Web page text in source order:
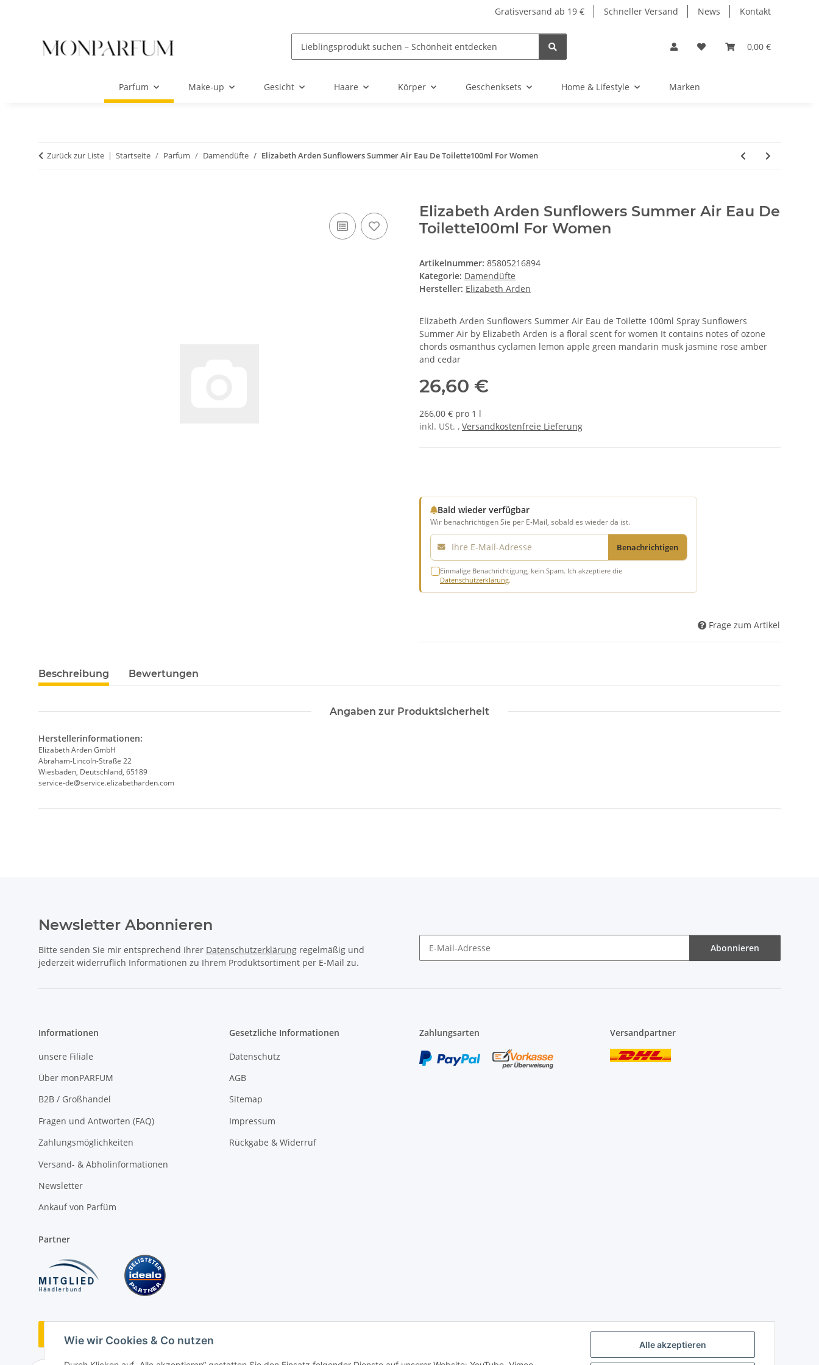
Alle akzeptieren
Wie wir Cookies & Co nutzen
Gratisversand ab 19 € Schneller Versand News Kontakt
0,00 €
Parfum Make-up Gesicht Haare Körper Geschenksets Home & Lifestyle Marken
Zurück zur Liste Startseite Parfum Damendüfte Elizabeth Arden Sunflowers Summer Air Eau De Toilette100ml For Women
Elizabeth Arden Sunflowers Summer Air Eau De
Toilette100ml For Women
Artikelnummer: 85805216894
Kategorie: Damendüfte
Hersteller: Elizabeth Arden
Elizabeth Arden Sunflowers Summer Air Eau de Toilette 100ml Spray Sunflowers
Summer Air by Elizabeth Arden is a floral scent for women It contains notes of ozone
chords osmanthus cyclamen lemon apple green mandarin musk jasmine rose amber
and cedar
26,60 €
266,00 € pro 1 l
inkl. USt. , Versandkostenfreie Lieferung
Bald wieder verfügbar
Wir benachrichtigen Sie per E-Mail, sobald es wieder da ist.
E-Mail
Benachrichtigen
Einmalige Benachrichtigung, kein Spam. Ich akzeptiere die
Datenschutzerklärung.
Frage zum Artikel
Beschreibung Bewertungen
Angaben zur Produktsicherheit
Herstellerinformationen:
Elizabeth Arden GmbH
Abraham-Lincoln-Straße 22
Wiesbaden, Deutschland, 65189
service-de@service.elizabetharden.com
Newsletter Abonnieren
Bitte senden Sie mir entsprechend Ihrer Datenschutzerklärung regelmäßig und
jederzeit widerruflich Informationen zu Ihrem Produktsortiment per E-Mail zu.
Abonnieren
Informationen
unsere Filiale
Über monPARFUM
B2B / Großhandel
Fragen und Antworten (FAQ)
Zahlungsmöglichkeiten
Versand- & Abholinformationen
Newsletter
Ankauf von Parfüm
Gesetzliche Informationen
Datenschutz
AGB
Sitemap
Impressum
Rückgabe & Widerruf
Zahlungsarten Versandpartner
Partner
Vertrag widerrufen